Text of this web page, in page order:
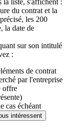
la liste, s'affichent :
du contrat et la
les 200
la date de
sur son intitulé
:
de contrat
par l'entreprise
offre
cas échéant
intéressent